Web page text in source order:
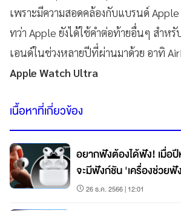
เพราะมีความสอดคล้องกับแบรนด์ Apple
ทว่า Apple ยังได้ใช้คำต่อท้ายอื่นๆ สำห
เอนด์ในช่วงหลายปีที่ผ่านมาด้วย อาทิ
Apple Watch Ultra
เนื้อหาที่เกี่ยวข้อง
อยากฟังต้องได้ฟัง! เมื่อปี
จะมีฟังก์ชัน 'เครื่องช่วยฟั
26 ธ.ค. 2566 | 12:01